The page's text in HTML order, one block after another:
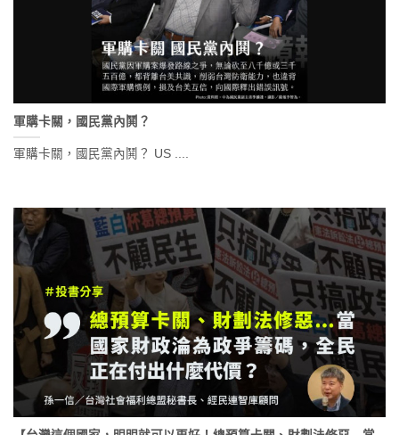
軍購卡關，國民黨內鬨？
軍購卡關，國民黨內鬨？ US ....